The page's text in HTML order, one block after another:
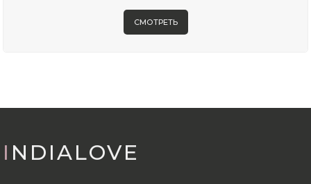
СМОТРЕТЬ
INDIALOVE